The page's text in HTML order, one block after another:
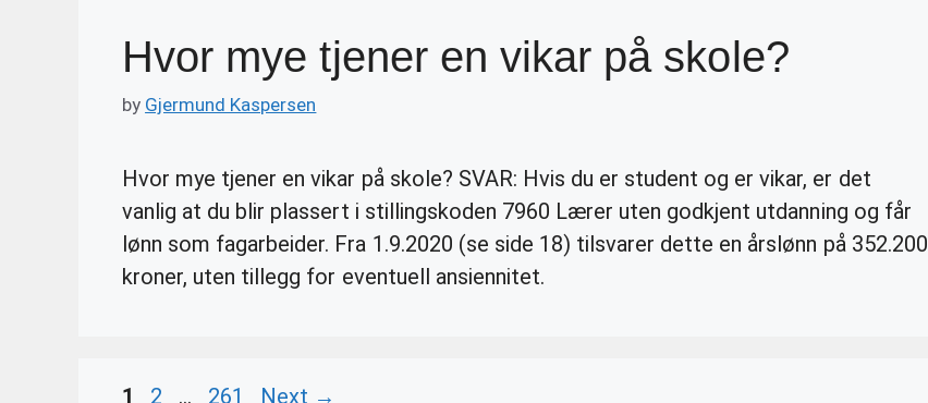
Hvor mye tjener en vikar på skole?
by Gjermund Kaspersen
Hvor mye tjener en vikar på skole? SVAR: Hvis du er student og er vikar, er det
vanlig at du blir plassert i stillingskoden 7960 Lærer uten godkjent utdanning og får
lønn som fagarbeider. Fra 1.9.2020 (se side 18) tilsvarer dette en årslønn på 352.200
kroner, uten tillegg for eventuell ansiennitet.
Page
1 Page
2 … Page
261 Next →